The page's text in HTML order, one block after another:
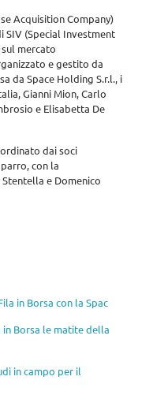
Acquisition Company)
(Special Investment
mercato
e gestito da
da Space Holding S.r.l., i
Gianni Mion, Carlo
e Elisabetta De
dai soci
con la
e Domenico
in Borsa con la Spac
in Borsa le matite della
in campo per il